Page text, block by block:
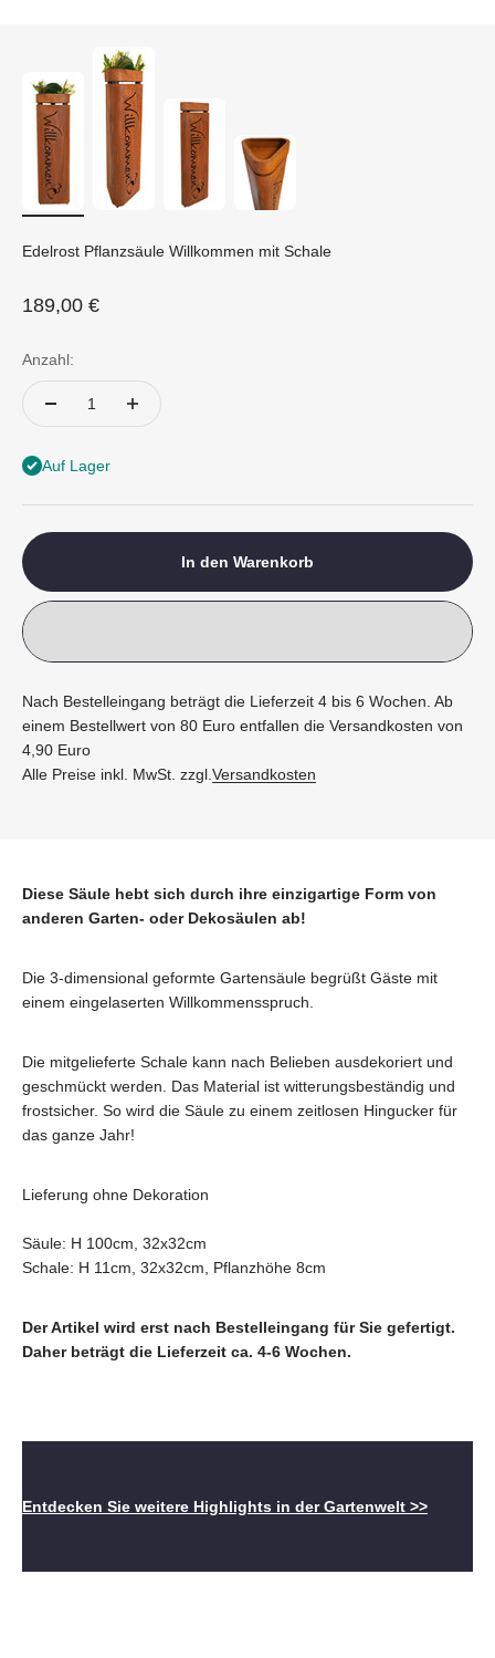
Edelrost Pflanzsäule Willkommen mit Schale
Angebot
189,00 €
Anzahl:
Auf Lager
In den Warenkorb
Nach Bestelleingang beträgt die Lieferzeit 4 bis 6 Wochen. Ab
einem Bestellwert von 80 Euro entfallen die Versandkosten von
4,90 Euro
Alle Preise inkl. MwSt. zzgl.Versandkosten
Diese Säule hebt sich durch ihre einzigartige Form von
anderen Garten- oder Dekosäulen ab!
Die 3-dimensional geformte Gartensäule begrüßt Gäste mit
einem eingelaserten Willkommensspruch.
Die mitgelieferte Schale kann nach Belieben ausdekoriert und
geschmückt werden. Das Material ist witterungsbeständig und
frostsicher. So wird die Säule zu einem zeitlosen Hingucker für
das ganze Jahr!
Lieferung ohne Dekoration
Säule: H 100cm, 32x32cm
Schale: H 11cm, 32x32cm, Pflanzhöhe 8cm
Der Artikel wird erst nach Bestelleingang für Sie gefertigt.
Daher beträgt die Lieferzeit ca. 4-6 Wochen.
Entdecken Sie weitere Highlights in der Gartenwelt >>